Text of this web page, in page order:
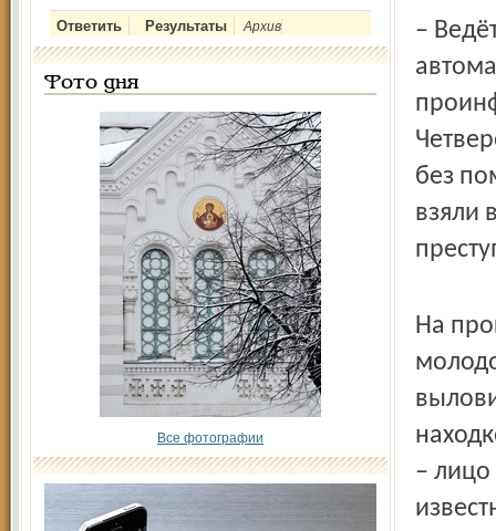
Архив
Фото дня
Все фотографии
–
без
взяли
На
–